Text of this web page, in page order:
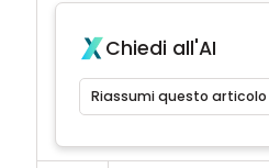
Chiedi all'AI
Riassumi questo articolo